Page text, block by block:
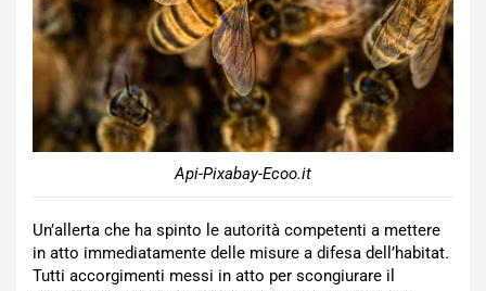
Api-Pixabay-Ecoo.it
Un’allerta che ha spinto le autorità competenti a mettere
in atto immediatamente delle misure a difesa dell’habitat.
Tutti accorgimenti messi in atto per scongiurare il